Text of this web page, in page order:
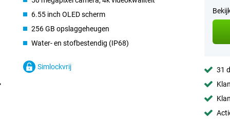
6.55 inch OLED scherm
256 GB opslaggeheugen
Water- en stofbestendig (IP68)
Simlockvrij
31